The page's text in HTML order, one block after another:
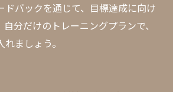
ドバックを通じて、目標達成に向け
分だけのトレーニングプランで、
ましょう。